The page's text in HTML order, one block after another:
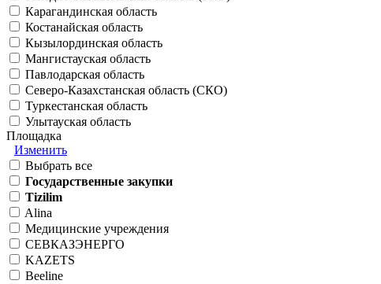
Карагандинская область
Костанайская область
Кызылординская область
Мангистауская область
Павлодарская область
Северо-Казахстанская область (СКО)
Туркестанская область
Улытауская область
Площадка
Изменить
Выбрать все
Государственные закупки
Tizilim
Alina
Медицинские учреждения
СЕВКАЗЭНЕРГО
KAZETS
Beeline